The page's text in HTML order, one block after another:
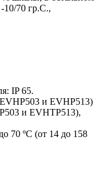
10/70 гр.С.,
IP 65.
и EVHP513)
и EVHTP513),
70 ºС (от 14 до 158